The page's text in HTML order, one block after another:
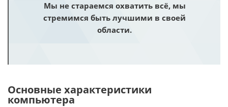
Мы не стараемся охватить всё, мы
стремимся быть лучшими в своей
области.
Основные характеристики
компьютера